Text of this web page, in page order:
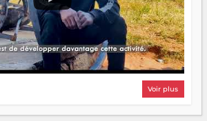
Voir plus